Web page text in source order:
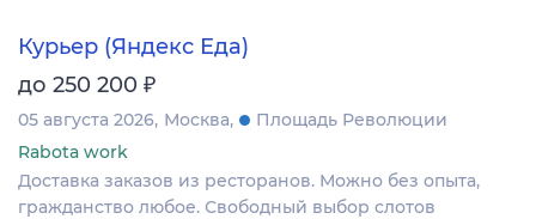
Курьер (Яндекс Еда)
до 250 200 ₽
05 августа 2026 Москва
Площадь Революции
Rabota work
Доставка заказов из ресторанов. Можно без опыта,
гражданство любое. Свободный выбор слотов